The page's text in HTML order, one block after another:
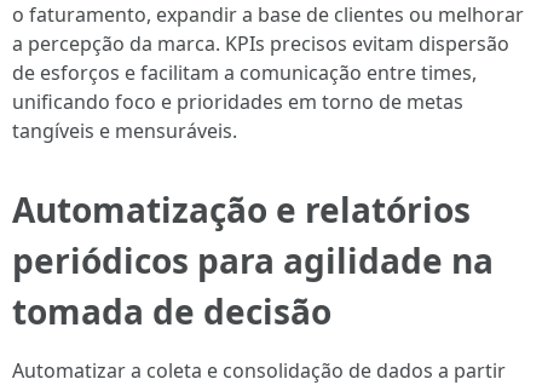
o faturamento, expandir a base de clientes ou melhorar
a percepção da marca. KPIs precisos evitam dispersão
de esforços e facilitam a comunicação entre times,
unificando foco e prioridades em torno de metas
tangíveis e mensuráveis.
Automatização e relatórios
periódicos para agilidade na
tomada de decisão
Automatizar a coleta e consolidação de dados a partir